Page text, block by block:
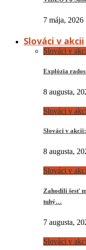
7 mája, 2026
Slováci v akcii
Slováci v
Explózia
8 augusta,
Slováci v
Slováci v akcii:
8 augusta,
Slováci v
Zahodili šesť
tuhý…
7 augusta,
Slováci v